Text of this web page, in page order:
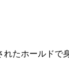
たホールドで